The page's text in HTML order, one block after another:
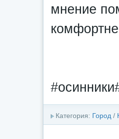
мнение
Категория: Город /